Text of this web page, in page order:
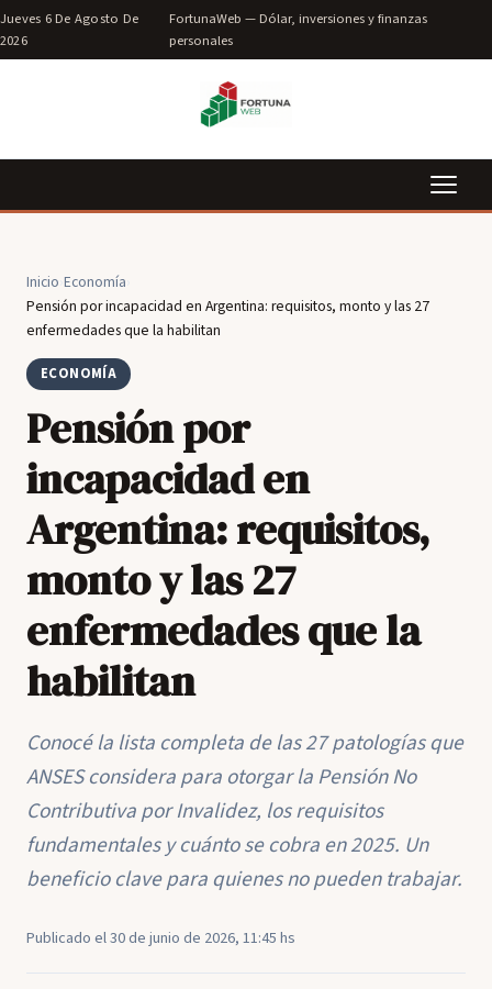
Jueves 6 De Agosto De
2026
FortunaWeb — Dólar, inversiones y finanzas
personales
Inicio Economía
Pensión por incapacidad en Argentina: requisitos, monto y las 27
enfermedades que la habilitan
ECONOMÍA
Pensión por
incapacidad en
Argentina: requisitos,
monto y las 27
enfermedades que la
habilitan
Conocé la lista completa de las 27 patologías que
ANSES considera para otorgar la Pensión No
Contributiva por Invalidez, los requisitos
fundamentales y cuánto se cobra en 2025. Un
beneficio clave para quienes no pueden trabajar.
Publicado el 30 de junio de 2026, 11:45 hs